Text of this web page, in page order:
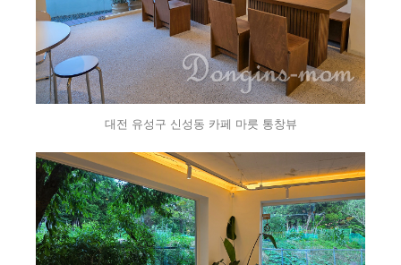
대전 유성구 신성동 카페 마릇 통창뷰